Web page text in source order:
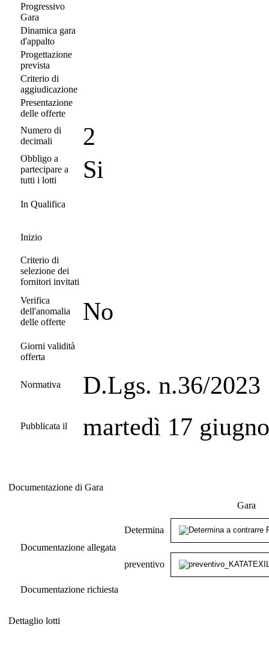
Progressivo
Gara
Dinamica gara
d'appalto
Progettazione
prevista
Criterio di
aggiudicazione
Presentazione
delle offerte
Numero di
decimali
2
Obbligo a
partecipare a
tutti i lotti
Si
In Qualifica
Inizio
Criterio di
selezione dei
fornitori invitati
Verifica
dell'anomalia
delle offerte
No
Giorni validità
offerta
Normativa D.Lgs. n.36/2023
Pubblicata il martedì 17
Documentazione di Gara
Gara
Documentazione allegata
Determina
preventivo
Documentazione richiesta
Dettaglio lotti